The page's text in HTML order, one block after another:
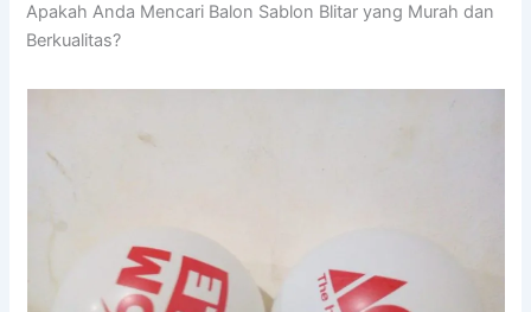
Apakah Anda Mencari Balon Sablon Blitar yang Murah dan
Berkualitas?